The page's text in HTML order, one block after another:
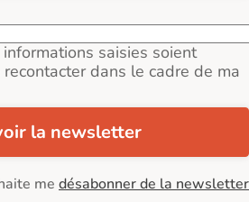
saisies soient
dans le cadre de ma
la newsletter
me désabonner de la newsletter